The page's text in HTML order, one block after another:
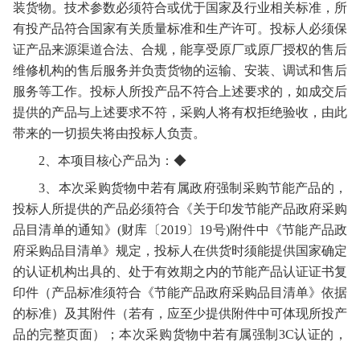
装货物。技术参数必须符合或优于国家及行业相关标准，所
有投产品符合国家有关质量标准和生产许可。投标人必须保
证产品来源渠道合法、合规，能享受原厂或原厂授权的售后
维修机构的售后服务并负责货物的运输、安装、调试和售后
服务等工作。投标人所投产品不符合上述要求的，如成交后
提供的产品与上述要求不符，采购人将有权拒绝验收，由此
带来的一切损失将由投标人负责。
2、本项目核心产品为：◆
3、 本次采购货物中若有属政府强制采购节能产品的，
投标人 所提供的产品必须符合《关于印发节能产品政府采购
品目清单的通知》 (财库〔2019〕19号)附件中《节能产品政
府采购品目清单》规定， 投标人 在供货时须能提供国家确定
的认证机构出具的、处于有效期之内的节能产品认证证书复
印件（产品标准须符合《节能产品政府采购品目清单》依据
的标准）及其附件（若有，应至少提供附件中可体现所投产
品的完整页面）；本次采购货物中若有属强制 3C认证的，